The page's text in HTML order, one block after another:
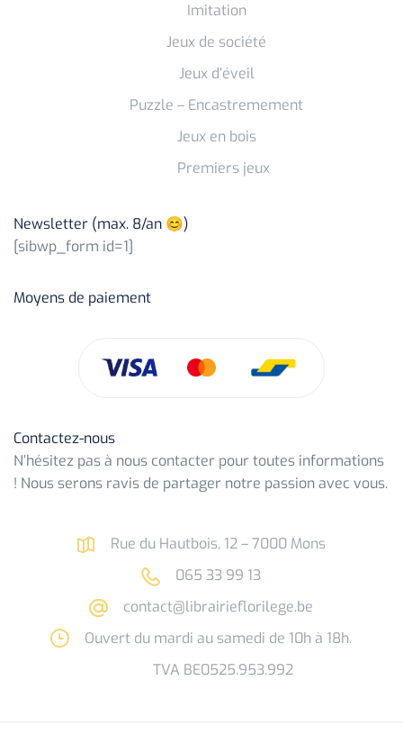
Imitation
Jeux de société
Jeux d’éveil
Puzzle – Encastremement
Jeux en bois
Premiers jeux
Newsletter (max. 8/an 😊)
[sibwp_form id=1]
Moyens de paiement
Contactez-nous
N’hésitez pas à nous contacter pour toutes informations
! Nous serons ravis de partager notre passion avec vous.
Rue du Hautbois, 12 – 7000 Mons
065 33 99 13
contact@librairieflorilege.be
Ouvert du mardi au samedi de 10h à 18h.
TVA BE0525.953.992